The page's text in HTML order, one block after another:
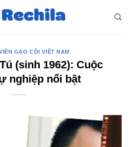
GẠO CỘI VIỆT NAM
(sinh 1962): Cuộc
nghiệp nổi bật